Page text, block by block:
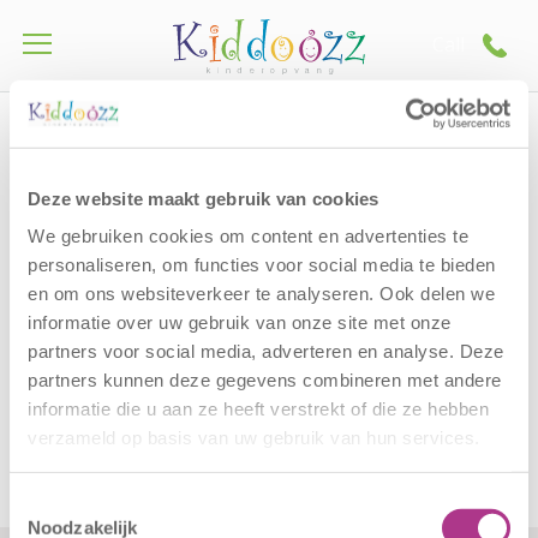
Deze website maakt gebruik van cookies
We gebruiken cookies om content en advertenties te
personaliseren, om functies voor social media te bieden
en om ons websiteverkeer te analyseren. Ook delen we
informatie over uw gebruik van onze site met onze
partners voor social media, adverteren en analyse. Deze
partners kunnen deze gegevens combineren met andere
informatie die u aan ze heeft verstrekt of die ze hebben
verzameld op basis van uw gebruik van hun services.
Noodzakelijk
Home Vacatures
Vacatureformat BSO (coordinator)
Spartaan18-32 upw
Vacatureformat BSO
(coordinator) Spartaan18-
32 upw
Vacatureformat BSO (coordinator) Spartaan18-32
upw